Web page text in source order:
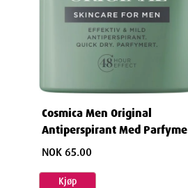
Cosmica Men Original
Antiperspirant Med Parfyme
50 ml
NOK 65.00
Kjøp